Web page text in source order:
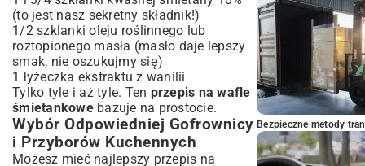
(to jest nasz sekretny składnik!)
1/2 szklanki oleju roślinnego lub
roztopionego masła (masło daje lepszy
smak, nie oszukujmy się)
1 łyżeczka ekstraktu z wanilii
Tylko tyle i aż tyle. Ten przepis na wafle
śmietankowebazuje na prostocie.
Wybór Odpowiedniej Gofrownicy
i Przyborów Kuchennych
Możesz mieć najlepszy przepis na
Bezpieczne metody